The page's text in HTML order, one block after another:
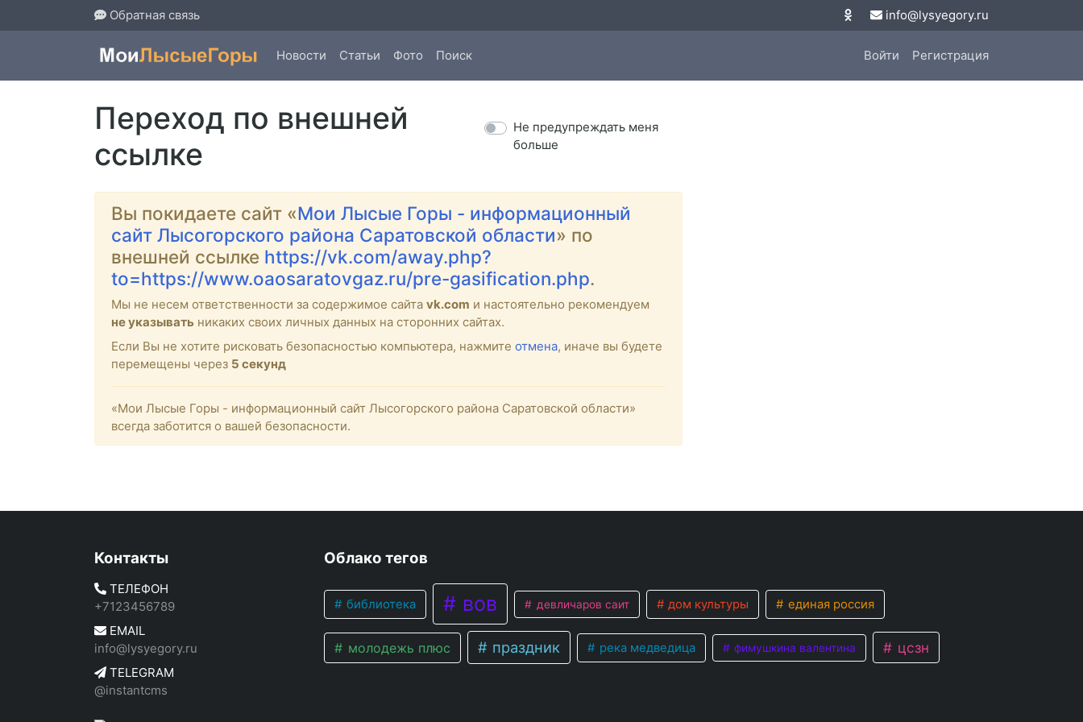
Обратная связь info@lysyegory.ru
Новости Статьи Фото Поиск Войти Регистрация
Переход по внешней
ссылке
Не предупреждать меня
больше
Вы покидаете сайт «Мои Лысые Горы - информационный
сайт Лысогорского района Саратовской области» по
внешней ссылке https://vk.com/away.php?
to=https://www.oaosaratovgaz.ru/pre-gasification.php.
Мы не несем ответственности за содержимое сайта vk.com и настоятельно рекомендуем
не указывать никаких своих личных данных на сторонних сайтах.
Если Вы не хотите рисковать безопасностью компьютера, нажмите отмена, иначе вы будете
перемещены через 4 секунд
«Мои Лысые Горы - информационный сайт Лысогорского района Саратовской области»
всегда заботится о вашей безопасности.
Контакты
ТЕЛЕФОН
+7123456789
EMAIL
info@lysyegory.ru
TELEGRAM
@instantcms
Облако тегов
библиотека вов девличаров саит дом культуры единая россия
молодежь плюс праздник река медведица фимушкина валентина цсзн